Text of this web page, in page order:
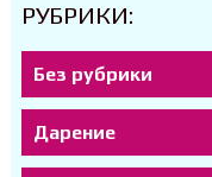
РУБРИКИ:
Без рубрики
Дарение